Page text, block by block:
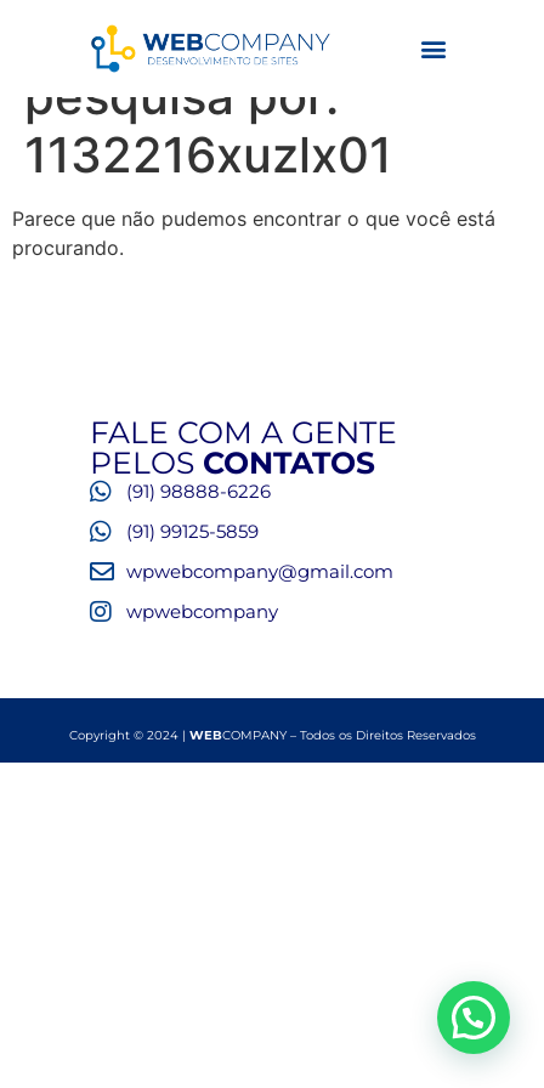
Resultados da
pesquisa por:
1132216xuzlx01
Parece que não pudemos encontrar o que você está
procurando.
FALE COM A GENTE
PELOS CONTATOS
(91) 98888-6226
(91) 99125-5859
wpwebcompany@gmail.com
wpwebcompany
Copyright © 2024 | WEBCOMPANY – Todos os Direitos Reservados